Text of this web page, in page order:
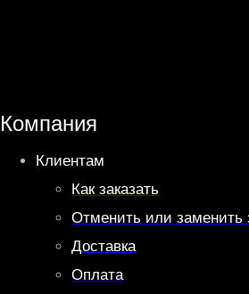
A
p
r
m
Компания
Клиентам
Как заказать
Отменить или заменить
Доставка
Оплата